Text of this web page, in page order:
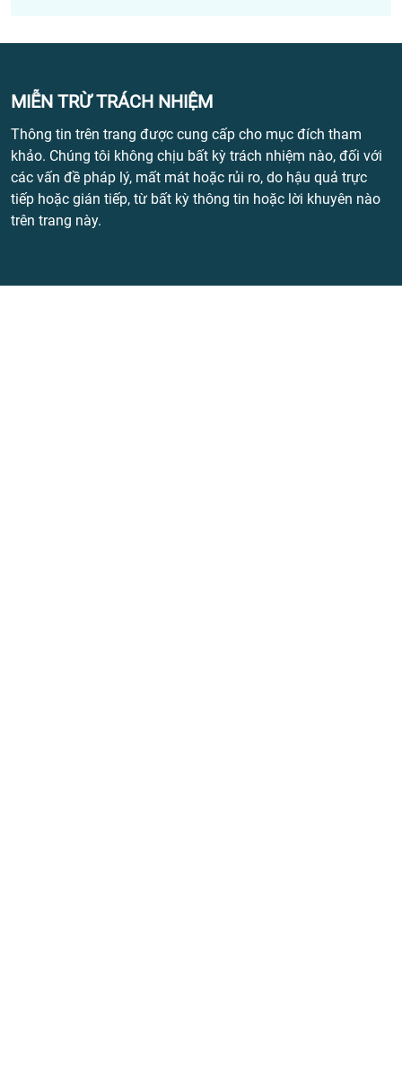
MIỄN TRỪ TRÁCH NHIỆM
Thông tin trên trang được cung cấp cho mục đích tham
khảo. Chúng tôi không chịu bất kỳ trách nhiệm nào, đối với
các vấn đề pháp lý, mất mát hoặc rủi ro, do hậu quả trực
tiếp hoặc gián tiếp, từ bất kỳ thông tin hoặc lời khuyên nào
trên trang này.